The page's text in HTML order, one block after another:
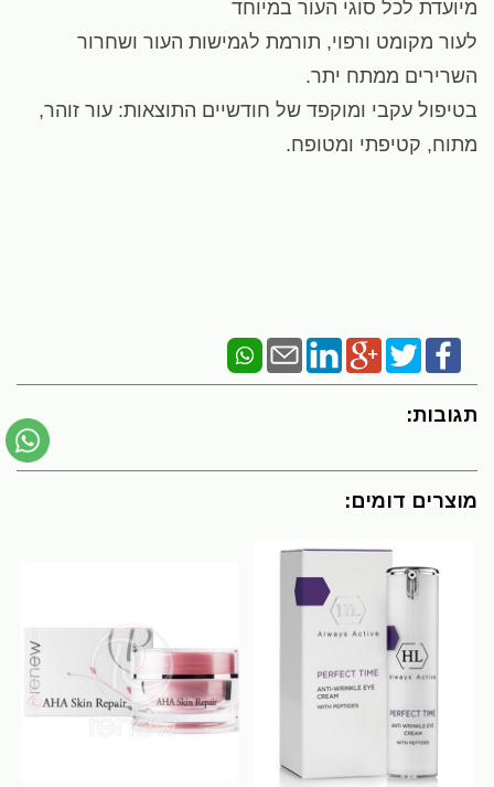
מיועדת לכל סוגי העור במיוחד
לעור מקומט ורפוי, תורמת לגמישות העור ושחרור
השרירים ממתח יתר.
בטיפול עקבי ומוקפד של חודשיים התוצאות: עור זוהר,
מתוח, קטיפתי ומטופח.
תגובות:
מוצרים דומים: